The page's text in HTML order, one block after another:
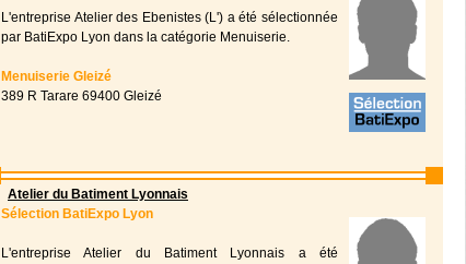
L'entreprise Atelier des Ebenistes (L') a été sélectionnée
par BatiExpo Lyon dans la catégorie Menuiserie.
Menuiserie Gleizé
389 R Tarare 69400 Gleizé
Atelier du Batiment Lyonnais
Sélection BatiExpo Lyon
L'entreprise Atelier du Batiment Lyonnais a été